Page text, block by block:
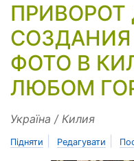
ПРИВОРОТ
ФОТО В
ЛЮБОМ
Україна / Килия
Підняти Редагувати